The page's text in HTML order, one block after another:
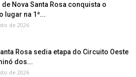
de Nova Santa Rosa conquista o
lugar na 1ª...
de 2026
Rosa sedia etapa do Circuito Oeste
dos...
de 2026